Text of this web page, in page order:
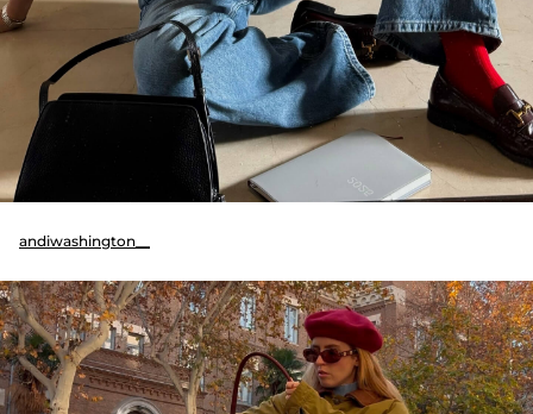
andiwashington__